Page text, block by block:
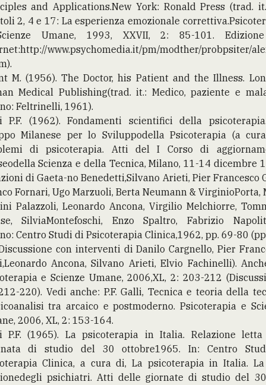
and Applications.New York: Ronald Press (trad.
2, 4 e 17: La esperienza emozionale
Umane, 1993, XXVII, 2: 85-101.
www.psychomedia.it/pm/modther/probpsiter/
M. (1956). The Doctor, his Patient and the Illness.
Medical Publishing(trad. it.: Medico, paziente e
Feltrinelli, 1961).
P.F. (1962). Fondamenti scientifici della
Milanese per lo Sviluppodella Psicoterapia (a
di psicoterapia. Atti del I Corso di
Scienza e della Tecnica, Milano, 11-14 dicembre
di Gaeta-no Benedetti,Silvano Arieti, Pier Francesco
Fornari, Ugo Marzuoli, Berta Neumann & VirginioPorta,
Palazzoli, Leonardo Ancona, Virgilio Melchiorre,
SilviaMontefoschi, Enzo Spaltro, Fabrizio
Centro Studi di Psicoterapia Clinica,1962, pp. 69-80
con interventi di Danilo Cargnello, Pier
Ancona, Silvano Arieti, Elvio Fachinelli).
e Scienze Umane, 2006,XL, 2: 203-212
220). Vedi anche: P.F. Galli, Tecnica e teoria della
tra arcaico e postmoderno. Psicoterapia e
2006, XL, 2: 153-164.
P.F. (1965). La psicoterapia in Italia. Relazione
di studio del 30 ottobre1965. In: Centro
Clinica, a cura di, La psicoterapia in Italia.
psichiatri. Atti delle giornate di studio del